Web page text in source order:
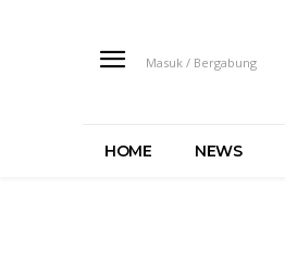
Masuk / Bergabung
HOME NEWS